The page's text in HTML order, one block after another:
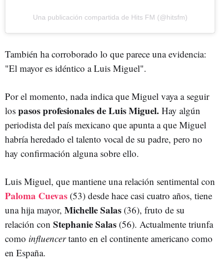
Una publicación compartida de Hits FM (@hitsfm)
También ha corroborado lo que parece una evidencia:
"El mayor es idéntico a Luis Miguel".
Por el momento, nada indica que Miguel vaya a seguir
los pasos profesionales de Luis Miguel. Hay algún
periodista del país mexicano que apunta a que Miguel
habría heredado el talento vocal de su padre, pero no
hay confirmación alguna sobre ello.
Luis Miguel, que mantiene una relación sentimental con
Paloma Cuevas (53) desde hace casi cuatro años, tiene
una hija mayor, Michelle Salas (36), fruto de su
relación con Stephanie Salas (56). Actualmente triunfa
como influencertanto en el continente americano como
en España.